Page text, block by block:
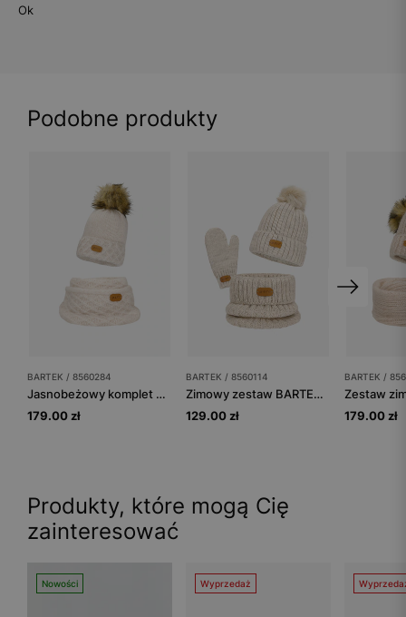
Ok
Podobne produkty
BARTEK / 8560284
Jasnobeżowy komplet BARTEK 8560284 czapka + komin z wełną merino
179.00 zł
BARTEK / 8560114
Zimowy zestaw BARTEK 85601-14 - czapka z pomponem + komin + rękawiczki
129.00 zł
BARTEK /
179.00 zł
Produkty, które mogą Cię
zainteresować
Nowości Wyprzedaż